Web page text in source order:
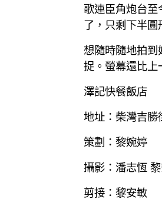
歌連臣角炮台
了，只剩下半
想隨時隨地拍
捉。螢幕還比上
澤記快餐飯店
地址：柴灣吉
策劃：黎婉婷
攝影：潘志恆
剪接：黎安敏